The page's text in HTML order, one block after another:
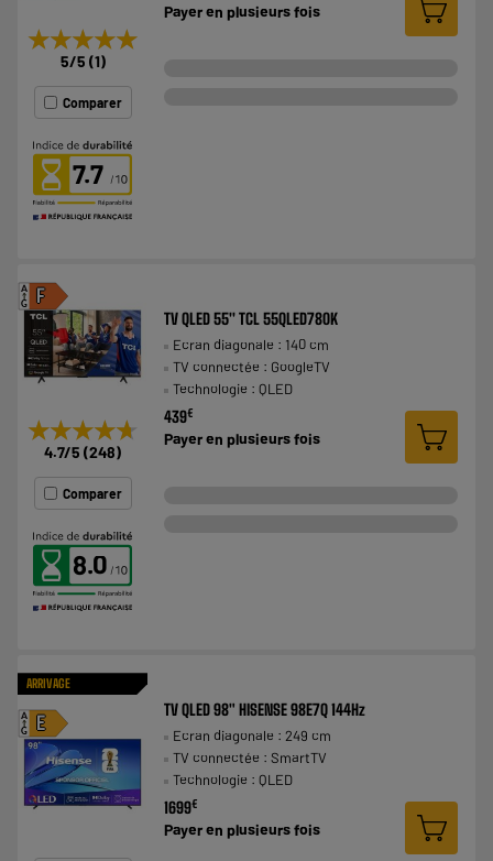
★★★★★
★★★★★
5/5 (1)
Comparer
7.7
Payer en plusieurs fois
F
A
G
★★★★★
★★★★★
4.7/5 (248)
Comparer
8.0
TV QLED 55'' TCL 55QLED780K
Ecran diagonale : 140 cm
TV connectée : GoogleTV
Technologie : QLED
439€
Payer en plusieurs fois
ARRIVAGE
E
A
G
TV QLED 98" HISENSE 98E7Q 144Hz
Ecran diagonale : 249 cm
TV connectée : SmartTV
Technologie : QLED
1699€
Payer en plusieurs fois